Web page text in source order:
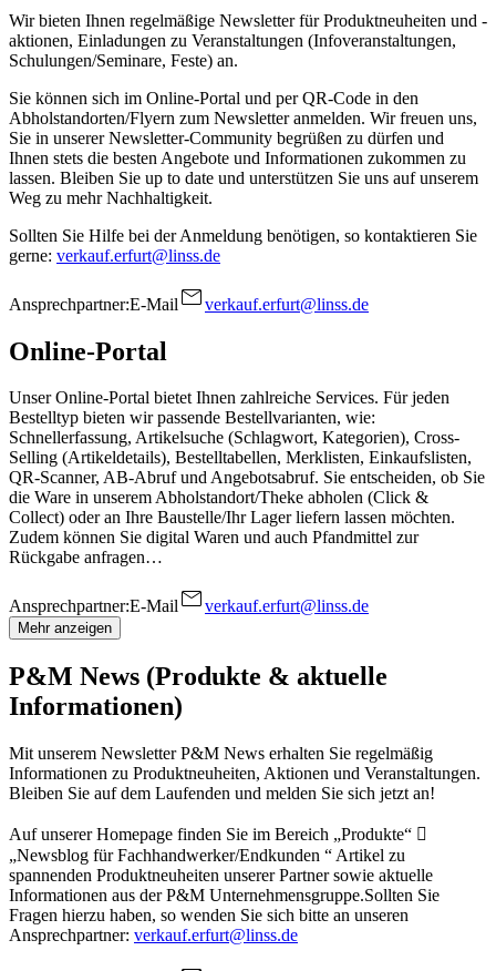
Wir bieten Ihnen regelmäßige Newsletter für Produktneuheiten und -
aktionen, Einladungen zu Veranstaltungen (Infoveranstaltungen,
Schulungen/Seminare, Feste) an.
Sie können sich im Online-Portal und per QR-Code in den
Abholstandorten/Flyern zum Newsletter anmelden. Wir freuen uns,
Sie in unserer Newsletter-Community begrüßen zu dürfen und
Ihnen stets die besten Angebote und Informationen zukommen zu
lassen. Bleiben Sie up to date und unterstützen Sie uns auf unserem
Weg zu mehr Nachhaltigkeit.
Sollten Sie Hilfe bei der Anmeldung benötigen, so kontaktieren Sie
gerne: verkauf.erfurt@linss.de
Ansprechpartner:E-Mail verkauf.erfurt@linss.de
Online-Portal
Unser Online-Portal bietet Ihnen zahlreiche Services. Für jeden
Bestelltyp bieten wir passende Bestellvarianten, wie:
Schnellerfassung, Artikelsuche (Schlagwort, Kategorien), Cross-
Selling (Artikeldetails), Bestelltabellen, Merklisten, Einkaufslisten,
QR-Scanner, AB-Abruf und Angebotsabruf. Sie entscheiden, ob Sie
die Ware in unserem Abholstandort/Theke abholen (Click &
Collect) oder an Ihre Baustelle/Ihr Lager liefern lassen möchten.
Zudem können Sie digital Waren und auch Pfandmittel zur
Rückgabe anfragen…
Ansprechpartner:E-Mail verkauf.erfurt@linss.de
Mehr anzeigen
P&M News (Produkte & aktuelle
Informationen)
Mit unserem Newsletter P&M News erhalten Sie regelmäßig
Informationen zu Produktneuheiten, Aktionen und Veranstaltungen.
Bleiben Sie auf dem Laufenden und melden Sie sich jetzt an!
Auf unserer Homepage finden Sie im Bereich „Produkte“ 
„Newsblog für Fachhandwerker/Endkunden “ Artikel zu
spannenden Produktneuheiten unserer Partner sowie aktuelle
Informationen aus der P&M Unternehmensgruppe.Sollten Sie
Fragen hierzu haben, so wenden Sie sich bitte an unseren
Ansprechpartner: verkauf.erfurt@linss.de